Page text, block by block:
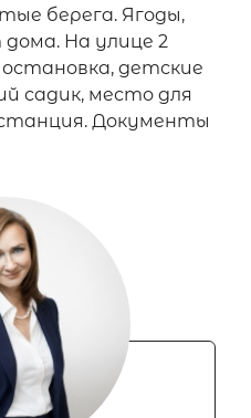
берега. Ягоды,
На улице 2
детские
садик, место для
Документы